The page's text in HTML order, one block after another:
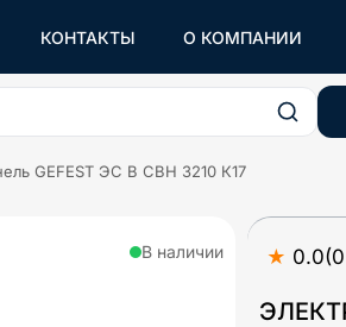
КОНТАКТЫ О КОМПАНИИ
GEFEST ЭС В СВН 3210 К17
★ 0.0(0
В наличии